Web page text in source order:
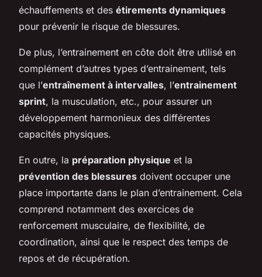
échauffements et des étirements dynamiques
pour prévenir le risque de blessures.
De plus, l’entrainement en côte doit être utilisé en
complément d’autres types d’entrainement, tels
que l’entraînement à intervalles, l’entrainement
sprint, la musculation, etc., pour assurer un
développement harmonieux des différentes
capacités physiques.
En outre, la préparation physique et la
prévention des blessures doivent occuper une
place importante dans le plan d’entrainement. Cela
comprend notamment des exercices de
renforcement musculaire, de flexibilité, de
coordination, ainsi que le respect des temps de
repos et de récupération.